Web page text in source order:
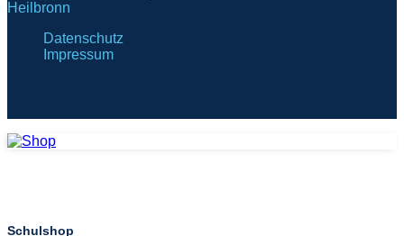
Heilbronn
Datenschutz
Impressum
Schulshop